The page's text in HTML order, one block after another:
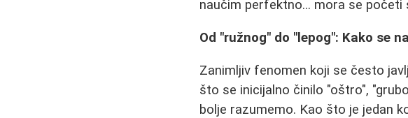
naučim perfektno... mora se početi
Od "ružnog" do "lepog": Kako se
Zanimljiv fenomen koji se često
što se inicijalno činilo "oštro",
bolje razumemo. Kao što je jedan